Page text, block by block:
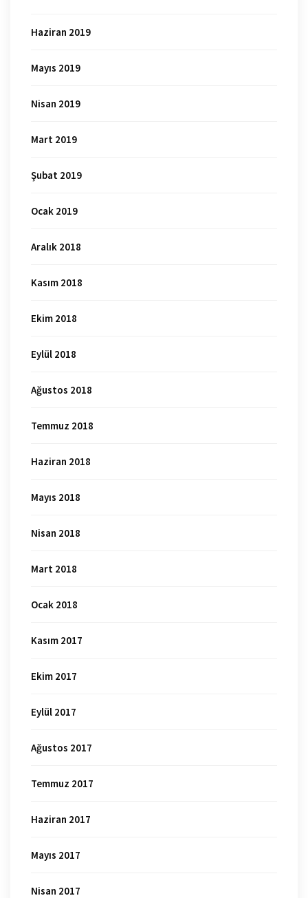
Haziran 2019
Mayıs 2019
Nisan 2019
Mart 2019
Şubat 2019
Ocak 2019
Aralık 2018
Kasım 2018
Ekim 2018
Eylül 2018
Ağustos 2018
Temmuz 2018
Haziran 2018
Mayıs 2018
Nisan 2018
Mart 2018
Ocak 2018
Kasım 2017
Ekim 2017
Eylül 2017
Ağustos 2017
Temmuz 2017
Haziran 2017
Mayıs 2017
Nisan 2017